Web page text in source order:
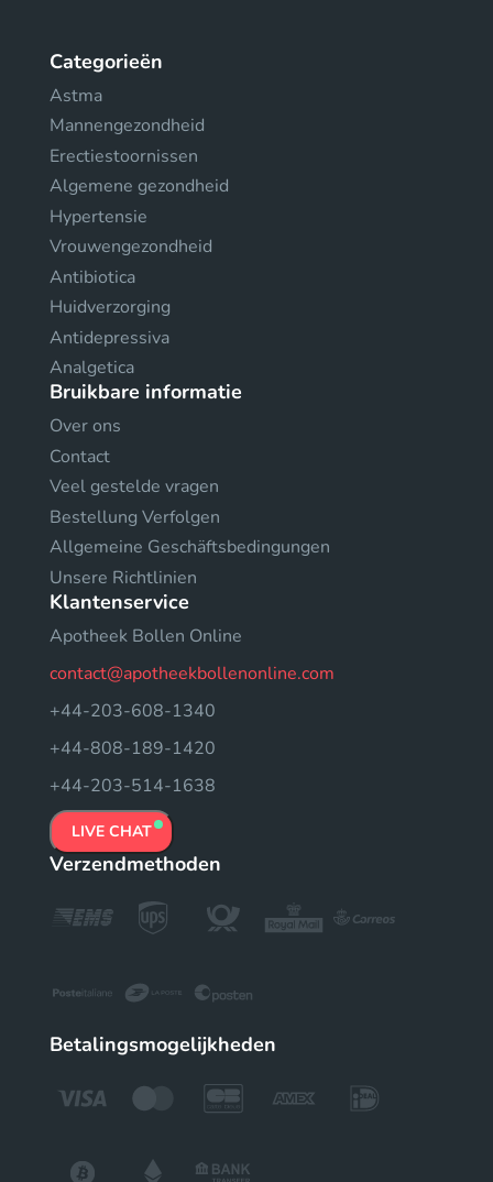
Categorieën
Astma
Mannengezondheid
Erectiestoornissen
Algemene gezondheid
Hypertensie
Vrouwengezondheid
Antibiotica
Huidverzorging
Antidepressiva
Analgetica
Bruikbare informatie
Over ons
Contact
Veel gestelde vragen
Bestellung Verfolgen
Allgemeine Geschäftsbedingungen
Unsere Richtlinien
Klantenservice
Apotheek Bollen Online
contact@apotheekbollenonline.com
+44-203-608-1340
+44-808-189-1420
+44-203-514-1638
LIVE CHAT
Verzendmethoden
Betalingsmogelijkheden